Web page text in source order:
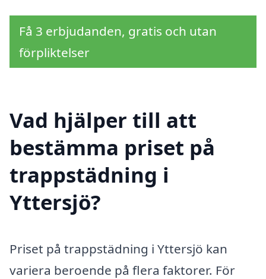
Få 3 erbjudanden, gratis och utan
förpliktelser
Vad hjälper till att
bestämma priset på
trappstädning i
Yttersjö?
Priset på trappstädning i Yttersjö kan
variera beroende på flera faktorer. För